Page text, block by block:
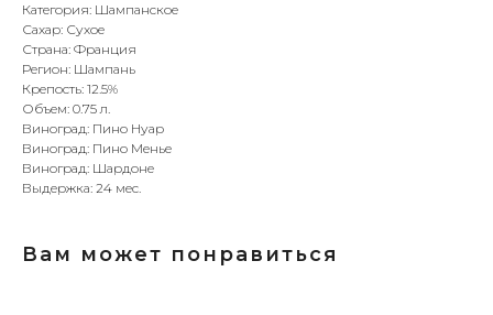
Категория: Шампанское
Сахар: Сухое
Страна: Франция
Регион: Шампань
Крепость: 12.5%
Объем: 0.75 л.
Виноград: Пино Нуар
Виноград: Пино Менье
Виноград: Шардоне
Выдержка: 24 мес.
Вам может понравиться